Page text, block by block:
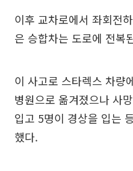
이후 교차로에서 좌회전
은 승합차는 도로에 전복
이 사고로 스타렉스 차량
병원으로 옮겨졌으나 사
입고 5명이 경상을 입는
했다.